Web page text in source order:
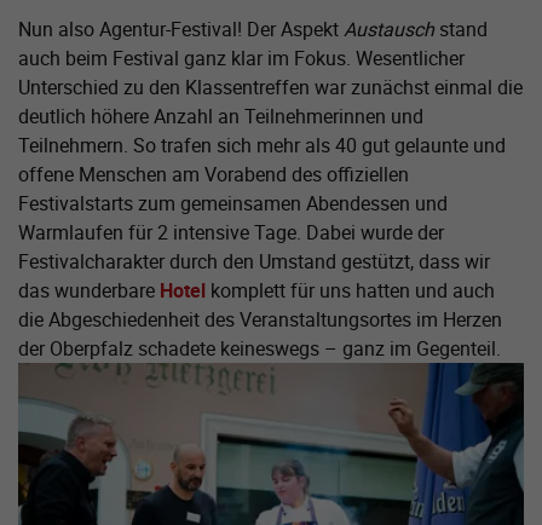
Zeige größere Version von:
Nun also Agentur-Festival! Der AspektAustauschstand
auch beim Festival ganz klar im Fokus. Wesentlicher
Unterschied zu den Klassentreffen war zunächst einmal die
deutlich höhere Anzahl an Teilnehmerinnen und
Teilnehmern. So trafen sich mehr als 40 gut gelaunte und
offene Menschen am Vorabend des offiziellen
Festivalstarts zum gemeinsamen Abendessen und
Warmlaufen für 2 intensive Tage. Dabei wurde der
Festivalcharakter durch den Umstand gestützt, dass wir
das wunderbare Hotel komplett für uns hatten und auch
die Abgeschiedenheit des Veranstaltungsortes im Herzen
der Oberpfalz schadete keineswegs – ganz im Gegenteil.